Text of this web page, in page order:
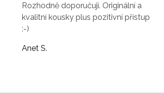
Rozhodně doporučuji. Originální a
kvalitní kousky plus pozitivní přístup
:-)
Anet S.